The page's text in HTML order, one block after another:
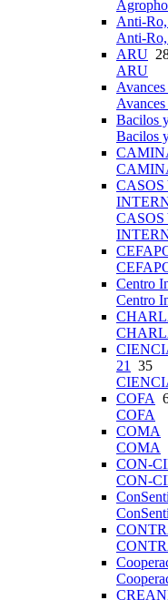
Anti-
Anti-
ARU
ARU
Bacilos
Bacilos
Centro
Centro
21
35
COFA
COFA
COMA
COMA
CON-
CON-